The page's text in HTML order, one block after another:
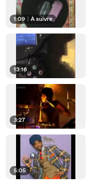
1:09 À suivre
13:16
3:27
5:05